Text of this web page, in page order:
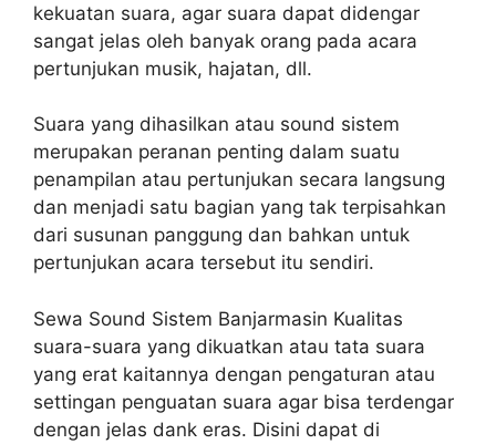
kekuatan suara, agar suara dapat didengar
sangat jelas oleh banyak orang pada acara
pertunjukan musik, hajatan, dll.
Suara yang dihasilkan atau sound sistem
merupakan peranan penting dalam suatu
penampilan atau pertunjukan secara langsung
dan menjadi satu bagian yang tak terpisahkan
dari susunan panggung dan bahkan untuk
pertunjukan acara tersebut itu sendiri.
Sewa Sound Sistem Banjarmasin Kualitas
suara-suara yang dikuatkan atau tata suara
yang erat kaitannya dengan pengaturan atau
settingan penguatan suara agar bisa terdengar
dengan jelas dank eras. Disini dapat di